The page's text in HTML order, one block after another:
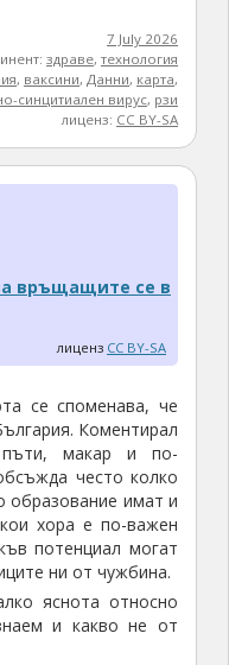
7 July 2026
здраве,технология
, ваксини, Данни, карта,
синцитиален вирус, рзи
лиценз: CC BY-SA
връщащите се в
лиценз CC BY-SA
се споменава, че
Коментирал
макар и по-
често колко
образование имат и
хора е по-важен
потенциал могат
ни от чужбина.
яснота относно
и какво не от